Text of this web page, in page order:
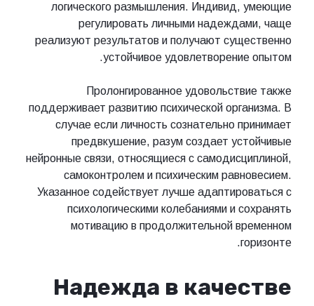
логического размышления. Индивид, умеющие
регулировать личными надеждами, чаще
реализуют результатов и получают существенно
устойчивое удовлетворение опытом.
Пролонгированное удовольствие также
поддерживает развитию психической организма. В
случае если личность сознательно принимает
предвкушение, разум создает устойчивые
нейронные связи, относящиеся с самодисциплиной,
самоконтролем и психическим равновесием.
Указанное содействует лучше адаптироваться с
психологическими колебаниями и сохранять
мотивацию в продолжительной временном
горизонте.
Надежда в качестве